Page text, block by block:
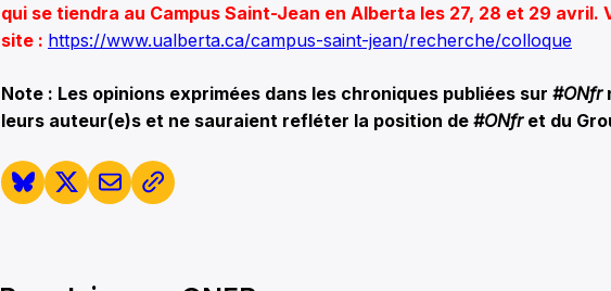
qui se tiendra au Campus Saint-Jean en Alberta les 27, 28 et 29 avril.
site : https://www.ualberta.ca/campus-saint-jean/recherche/colloque
Note : Les opinions exprimées dans les chroniques publiées sur #ONfr
leurs auteur(e)s et ne sauraient refléter la position de #ONfret du